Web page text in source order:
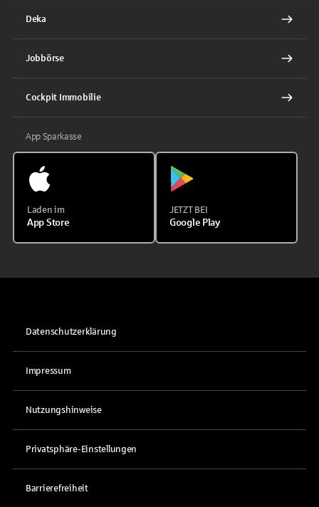
Deka
Jobbörse
Cockpit Immobilie
App Sparkasse
Laden im
App Store
JETZT BEI
Google Play
Datenschutzerklärung
Impressum
Nutzungshinweise
Privatsphäre-Einstellungen
Barrierefreiheit